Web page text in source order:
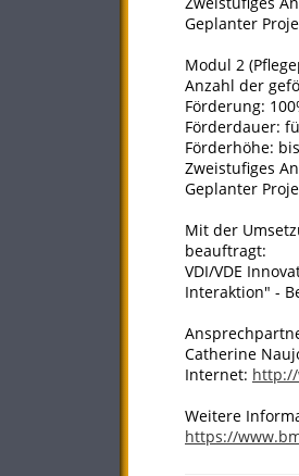
Geplanter
Modul 2
Anzahl der
Förderung:
Förderdauer:
Förderhöhe:
Zweistufiges
Geplanter
Mit der
beauftragt:
VDI/VDE
Interaktion" -
Catherine
Internet:
Weitere
https://